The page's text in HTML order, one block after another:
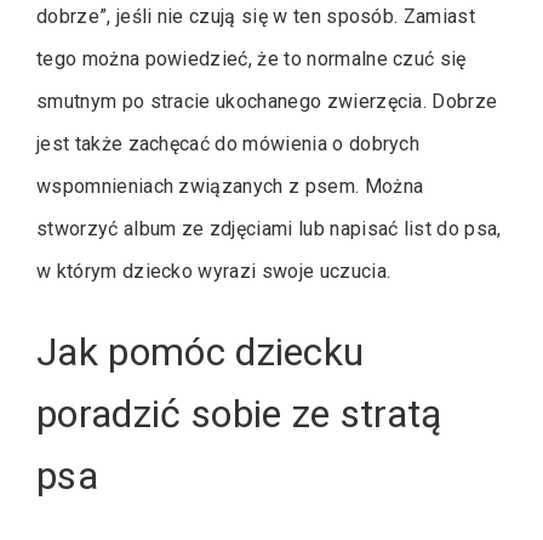
dobrze”, jeśli nie czują się w ten sposób. Zamiast
tego można powiedzieć, że to normalne czuć się
smutnym po stracie ukochanego zwierzęcia. Dobrze
jest także zachęcać do mówienia o dobrych
wspomnieniach związanych z psem. Można
stworzyć album ze zdjęciami lub napisać list do psa,
w którym dziecko wyrazi swoje uczucia.
Jak pomóc dziecku
poradzić sobie ze stratą
psa